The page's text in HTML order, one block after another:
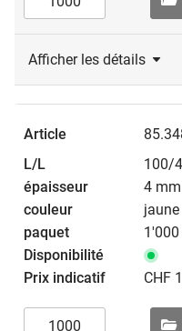
Afficher les détails
100/
4 mm
jaune
1'000
CHF